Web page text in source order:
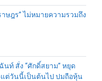
ษฎร” ไม่หมายความรวมถึง
ท์ สั่ง “ศักดิ์สยาม” หยุด
ต่วันนี้เป็นต้นไป ปมถือหุ้น